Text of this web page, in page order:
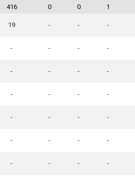
416 0 0 1
19 - - -
- - - -
- - - -
- - - -
- - - -
- - - -
- - - -